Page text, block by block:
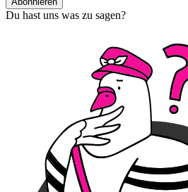
Du hast uns was zu sagen?